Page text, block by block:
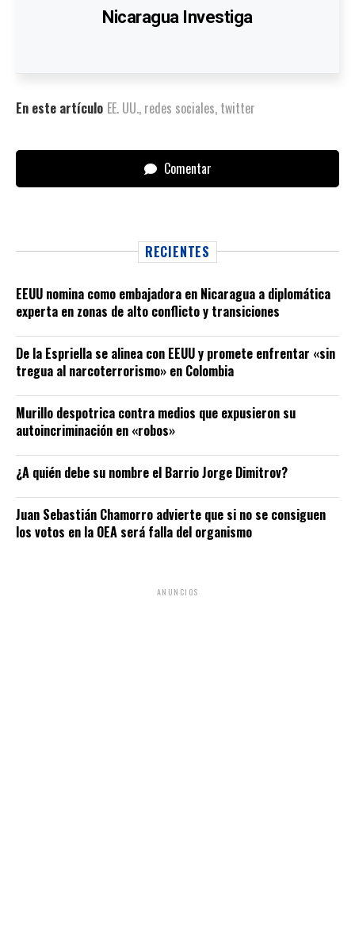
Nicaragua Investiga
En este artículo EE. UU., redes sociales, twitter
Comentar
RECIENTES
EEUU nomina como embajadora en Nicaragua a diplomática
experta en zonas de alto conflicto y transiciones
De la Espriella se alinea con EEUU y promete enfrentar «sin
tregua al narcoterrorismo» en Colombia
Murillo despotrica contra medios que expusieron su
autoincriminación en «robos»
¿A quién debe su nombre el Barrio Jorge Dimitrov?
Juan Sebastián Chamorro advierte que si no se consiguen
los votos en la OEA será falla del organismo
ANUNCIOS